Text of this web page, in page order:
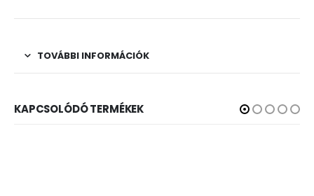
TOVÁBBI INFORMÁCIÓK
KAPCSOLÓDÓ TERMÉKEK